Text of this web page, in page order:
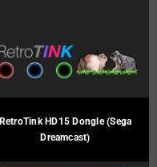
RetroTink HD15 Dongle (Sega
Dreamcast)